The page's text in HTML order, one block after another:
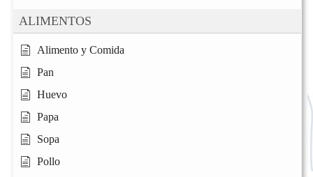
ALIMENTOS
Alimento y Comida
Pan
Huevo
Papa
Sopa
Pollo